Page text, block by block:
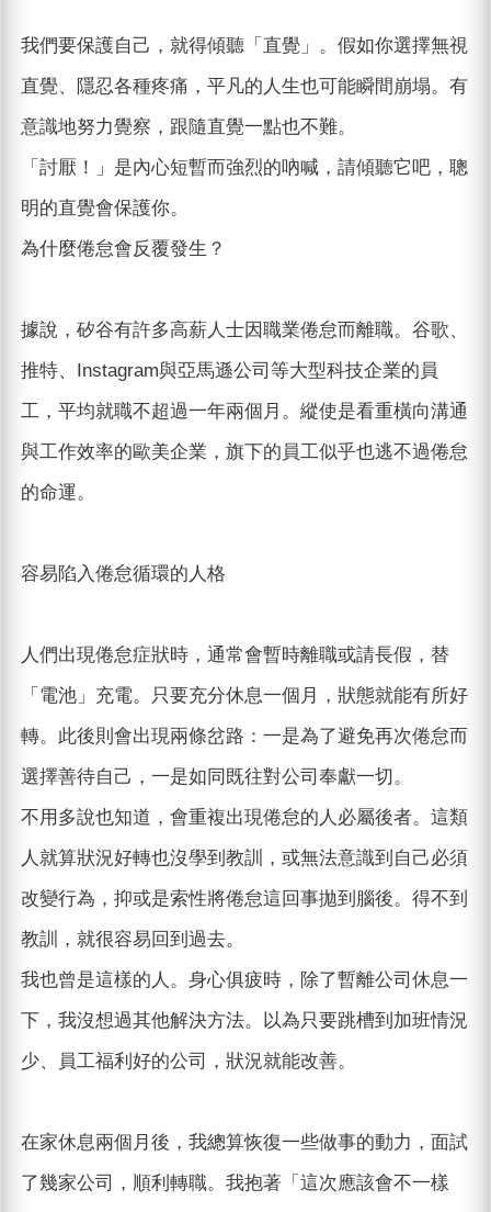
我們要保護自己，就得傾聽「直覺」。假如你選擇無視
直覺、隱忍各種疼痛，平凡的人生也可能瞬間崩塌。有
意識地努力覺察，跟隨直覺一點也不難。
「討厭！」是內心短暫而強烈的吶喊，請傾聽它吧，聰
明的直覺會保護你。
為什麼倦怠會反覆發生？
據說，矽谷有許多高薪人士因職業倦怠而離職。谷歌、
推特、Instagram與亞馬遜公司等大型科技企業的員
工，平均就職不超過一年兩個月。縱使是看重橫向溝通
與工作效率的歐美企業，旗下的員工似乎也逃不過倦怠
的命運。
容易陷入倦怠循環的人格
人們出現倦怠症狀時，通常會暫時離職或請長假，替
「電池」充電。只要充分休息一個月，狀態就能有所好
轉。此後則會出現兩條岔路：一是為了避免再次倦怠而
選擇善待自己，一是如同既往對公司奉獻一切。
不用多說也知道，會重複出現倦怠的人必屬後者。這類
人就算狀況好轉也沒學到教訓，或無法意識到自己必須
改變行為，抑或是索性將倦怠這回事拋到腦後。得不到
教訓，就很容易回到過去。
我也曾是這樣的人。身心俱疲時，除了暫離公司休息一
下，我沒想過其他解決方法。以為只要跳槽到加班情況
少、員工福利好的公司，狀況就能改善。
在家休息兩個月後，我總算恢復一些做事的動力，面試
了幾家公司，順利轉職。我抱著「這次應該會不一樣